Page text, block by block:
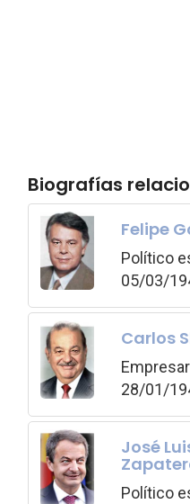
Biografías
Felipe
Político
05/03/
Carlos
28/01/
José
Político